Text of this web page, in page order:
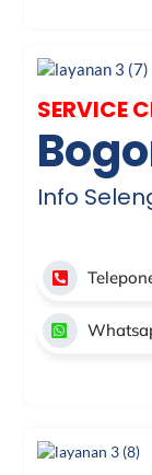
SERVICE
Info